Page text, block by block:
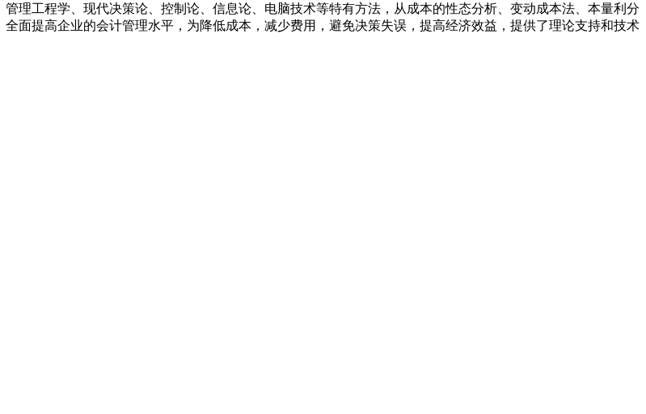
理工程学、现代决策论、控制论、信息论、电脑技术等特有方法，从成本的性态分析、变动成本法、本量利分
面提高企业的会计管理水平，为降低成本，减少费用，避免决策失误，提高经济效益，提供了理论支持和技术